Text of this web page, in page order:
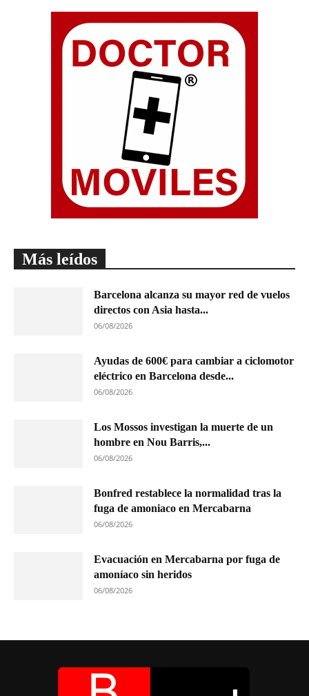
Más leídos
Barcelona alcanza su mayor red de vuelos
directos con Asia hasta...
06/08/2026
Ayudas de 600€ para cambiar a ciclomotor
eléctrico en Barcelona desde...
06/08/2026
Los Mossos investigan la muerte de un
hombre en Nou Barris,...
06/08/2026
Bonfred restablece la normalidad tras la
fuga de amoniaco en Mercabarna
06/08/2026
Evacuación en Mercabarna por fuga de
amoníaco sin heridos
06/08/2026